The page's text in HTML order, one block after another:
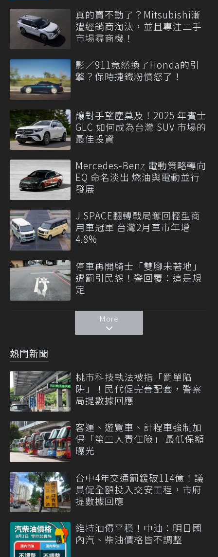
真的賣不動了？Mitsubishi漸
遭經銷商淘汰，並且專注二手
市場尋商機！
影／911竟然換了Honda的引
擎？保時捷鐵粉憤怒了！
讓對手望塵莫及！2025 年賓士
GLC 如何成為台灣 SUV 市場的
最佳投資
Mercedes-Benz 電動策略轉向
EQ 命名淡出 燃油與電動並行
發展
J SPACE翻轉戰局奪回輕型商
用車冠軍 台灣2月車市年增
4.8%
停車再開騎士「雙腳未著地」
遭罰引民怨！警回覆：這是規
定
More
熱門新聞
桃市科技執法被指「罰單陷
阱」！民代促完善配套，警察
局提數據回應
客運、遊覽車、計程車強制加
保「第三人責任險」 最低保額
曝光
台中4年交通罰鍰破114億！議
員促全額投入交安工程，市府
提數據回應
維持油價平穩！中油：明日國
內汽、柴油價格皆不調整